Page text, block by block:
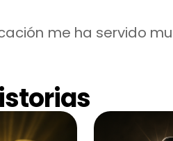
me ha servido